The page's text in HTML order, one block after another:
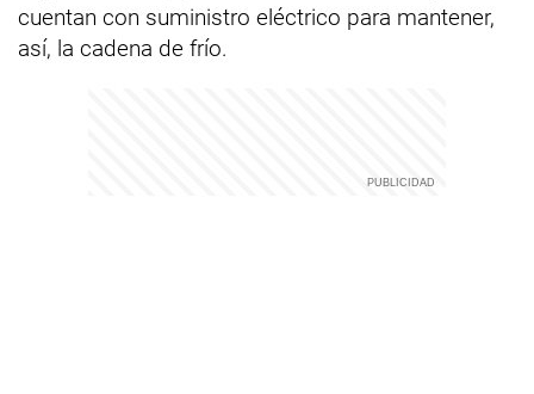
cuentan con suministro eléctrico para mantener,
así, la cadena de frío.